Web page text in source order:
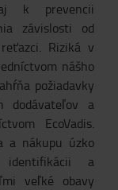
k prevencii
závislosti od
Riziká v
nášho
požiadavky
dodávateľov a
EcoVadis.
a nákupu úzko
a
veľké obavy